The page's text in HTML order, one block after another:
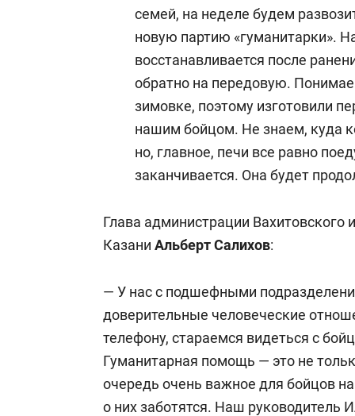
семей, на неделе будем
новую партию «гуманитарки».
восстанавливается после
обратно на передовую.
зимовке, поэтому изготовили
нашим бойцом. Не знаем, куда
но, главное, печи все равно
заканчивается. Она будет
Глава администрации Вахитовского
Казани Альберт Салихов:
— У нас с подшефными
доверительные человеческие
телефону, стараемся видеться с
Гуманитарная помощь — это не
очередь очень важное для бойцов
о них заботятся. Наш руководитель